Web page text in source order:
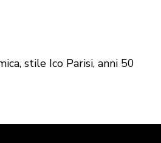
stile Ico Parisi, anni 50